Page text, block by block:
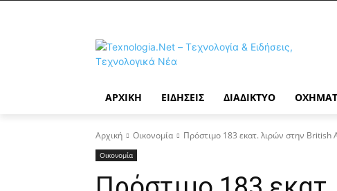
ΑΡΧΙΚΉ ΕΙΔΉΣΕΙΣ ΔΙΑΔΊΚΤΥΟ
Αρχική Οικονομία Πρόστιμο 183 εκατ. λιρών στην British
Οικονομία